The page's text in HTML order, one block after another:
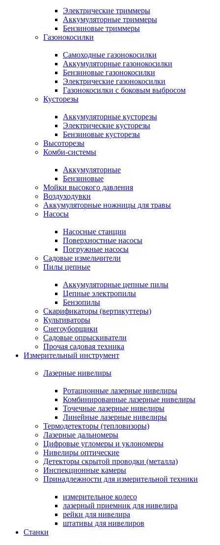
Электрические триммеры
Аккумуляторные триммеры
Бензиновые триммеры
Газонокосилки
Самоходные газонокосилки
Аккумуляторные газонокосилки
Бензиновые газонокосилки
Электрические газонокосилки
Газонокосилки с боковым выбросом
Кусторезы
Аккумуляторные кусторезы
Электрические кусторезы
Бензиновые кусторезы
Высоторезы
Комби-системы
Аккумуляторные
Бензиновые
Мойки высокого давления
Воздуходувки
Аккумуляторные ножницы для травы
Насосы
Насосные станции
Поверхностные насосы
Погружные насосы
Садовые измельчители
Пилы цепные
Аккумуляторные цепные пилы
Цепные электропилы
Бензопилы
Скарификаторы (вертикуттеры)
Культиваторы
Снегоуборщики
Садовые опрыскиватели
Прочая садовая техника
Измерительный инструмент
Лазерные нивелиры
Ротационные лазерные нивелиры
Комбинированные лазерные нивелиры
Точечные лазерные нивелиры
Линейные лазерные нивелиры
Термодетекторы (тепловизоры)
Лазерные дальномеры
Цифровые угломеры и уклономеры
Нивелиры оптические
Детекторы скрытой проводки (металла)
Инспекционные камеры
Принадлежности для измерительной техники
измерительное колесо
лазерный приемник для нивелира
рейки для нивелира
штативы для нивелиров
Станки